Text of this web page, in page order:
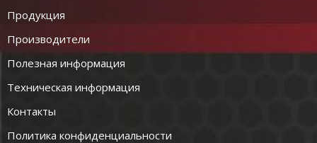
Продукция
Производители
Полезная информация
Техническая информация
Контакты
Политика конфиденциальности